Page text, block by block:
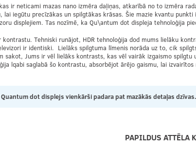
ir neticami mazas nano izmēra daļiņas, atkarībā no to izmēra
iegūtu precīzākas un spilgtākas krāsas. Šie mazie kvantu
displejiem. Tas nozīmē, ka Qu\antum dot displeja tehnoloģija
Tehniski runājot, HDR tehnoloģija dod mums lielāku
ir identiski. Lielāks spilgtuma līmenis norāda uz to, cik
sakot, Jums ir vēl lielāks kontrasts, kas vēl vairāk izgaismo
lqabi saglabā šo kontrastu, absorbējot ārējo gaismu, lai
dot displejs vienkārši padara pat mazākās detaļas dzīvas.
PAPILDUS ATTĒLA